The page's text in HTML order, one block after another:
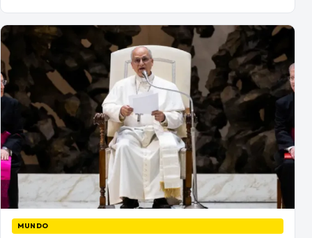
MUNDO